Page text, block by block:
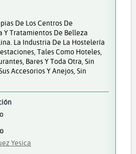
De Los Centros De
Y Tratamientos De Belleza
La Industria De La Hostelería
Tales Como Hoteles,
Bares Y Toda Otra, Sin
Accesorios Y Anejos, Sin
Yesica